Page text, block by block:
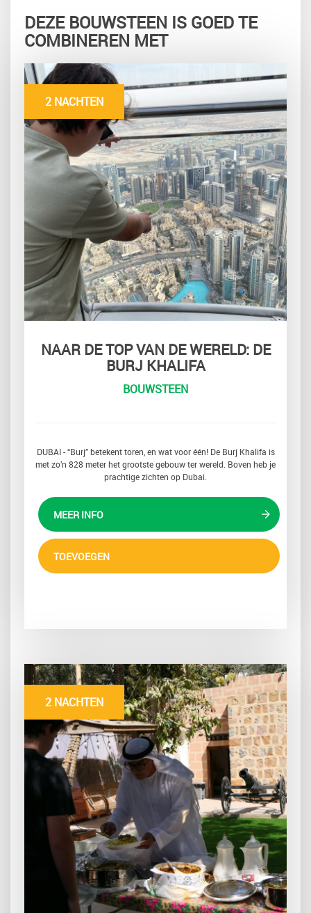
DEZE BOUWSTEEN IS GOED TE
COMBINEREN MET
2 NACHTEN
NAAR DE TOP VAN DE WERELD: DE
BURJ KHALIFA
BOUWSTEEN
DUBAI - “Burj” betekent toren, en wat voor één! De Burj Khalifa is
met zo’n 828 meter het grootste gebouw ter wereld. Boven heb je
prachtige zichten op Dubai.
MEER INFO
TOEVOEGEN
2 NACHTEN